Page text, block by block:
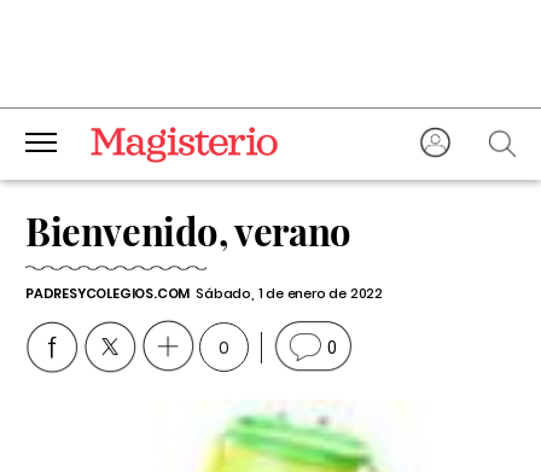
Bienvenido, verano
PADRESYCOLEGIOS.COM Sábado, 1 de enero de 2022
0 0